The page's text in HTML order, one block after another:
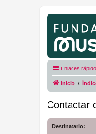
Enlaces
Inicio
Contactar
Destinatario: